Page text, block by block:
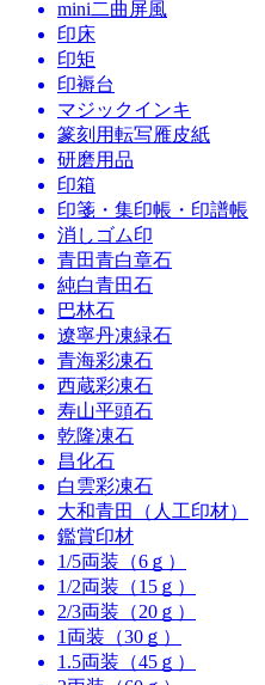
mini二曲屏風
印床
印矩
印褥台
マジックインキ
篆刻用転写雁皮紙
研磨用品
印箱
印箋・集印帳・印譜帳
消しゴム印
青田青白章石
純白青田石
巴林石
遼寧丹凍緑石
青海彩凍石
西蔵彩凍石
寿山平頭石
乾隆凍石
昌化石
白雲彩凍石
大和青田（人工印材）
鑑賞印材
1/5両装（6ｇ）
1/2両装（15ｇ）
2/3両装（20ｇ）
1両装（30ｇ）
1.5両装（45ｇ）